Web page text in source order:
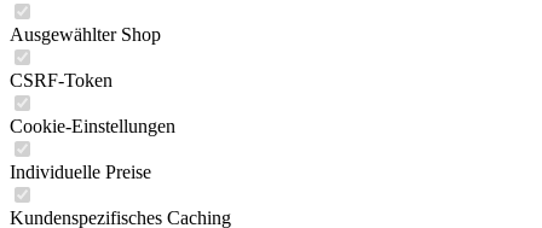
Ausgewählter Shop
CSRF-Token
Cookie-Einstellungen
Individuelle Preise
Kundenspezifisches Caching